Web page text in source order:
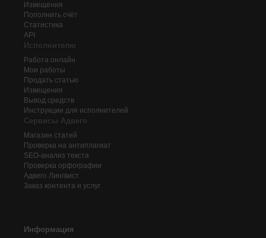
Извещения
Пополнить счёт
Статистика
API
Исполнителю
Работа онлайн
Мои работы
Продать статью
Извещения
Вывод средств
Инструкции для исполнителей
Сервисы Адвего
Магазин статей
Проверка на антиплагиат
SEO-анализ текста
Проверка орфографии
Адвего Лингвист
Заказ контента и услуг
Информация